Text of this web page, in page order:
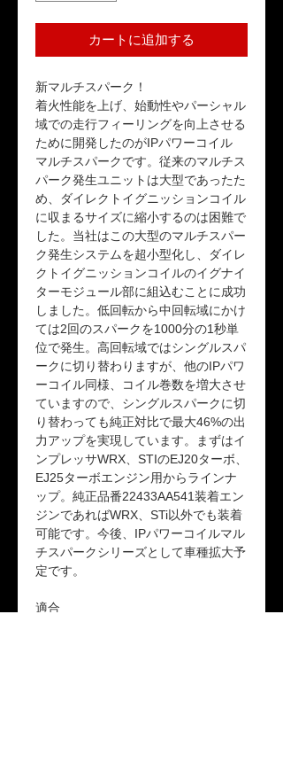
カートに追加する
新マルチスパーク！
着火性能を上げ、始動性やパーシャル
域での走行フィーリングを向上させる
ために開発したのがIPパワーコイル
マルチスパークです。従来のマルチス
パーク発生ユニットは大型であったた
め、ダイレクトイグニッションコイル
に収まるサイズに縮小するのは困難で
した。当社はこの大型のマルチスパー
ク発生システムを超小型化し、ダイレ
クトイグニッションコイルのイグナイ
ターモジュール部に組込むことに成功
しました。低回転から中回転域にかけ
ては2回のスパークを1000分の1秒単
位で発生。高回転域ではシングルスパ
ークに切り替わりますが、他のIPパワ
ーコイル同様、コイル巻数を増大させ
ていますので、シングルスパークに切
り替わっても純正対比で最大46%の出
力アップを実現しています。まずはイ
ンプレッサWRX、STIのEJ20ターボ、
EJ25ターボエンジン用からラインナ
ップ。純正品番22433AA541装着エン
ジンであればWRX、STi以外でも装着
可能です。今後、IPパワーコイルマル
チスパークシリーズとして車種拡大予
定です。
適合